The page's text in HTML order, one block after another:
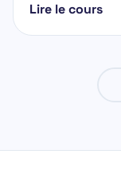
Lire le cours